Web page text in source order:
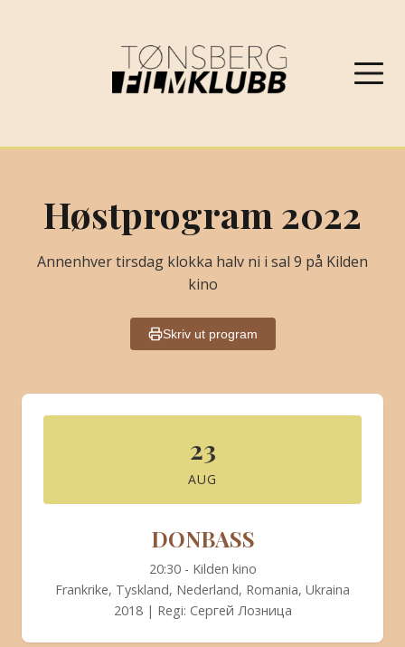
VÅRPROGRAM 2026
OM FILMKLUBBEN
KONTAKT
Høstprogram 2022
Annenhver tirsdag klokka halv ni i sal 9 på Kilden
kino
Skriv ut program
23
AUG
DONBASS
20:30 - Kilden kino
Frankrike, Tyskland, Nederland, Romania, Ukraina
2018 | Regi: Сергей Лозница